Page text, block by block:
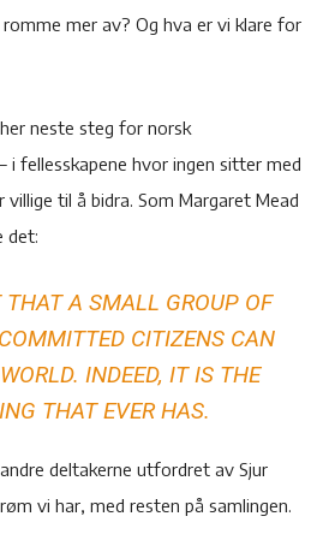
mer av? Og hva er vi klare for
neste steg for norsk
i fellesskapene hvor ingen sitter med
villige til å bidra. Som Margaret Mead
det:
THAT A SMALL GROUP OF
CITIZENS CAN
INDEED, IT IS THE
THAT EVER HAS.
deltakerne utfordret av Sjur
vi har, med resten på samlingen.